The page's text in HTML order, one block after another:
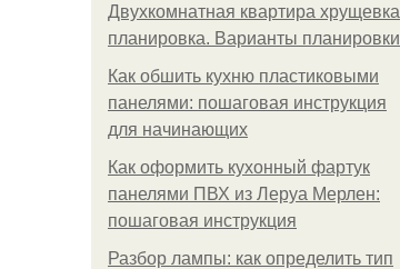
Двухкомнатная квартира хрущевка
планировка. Варианты планировки
Как обшить кухню пластиковыми
панелями: пошаговая инструкция
для начинающих
Как оформить кухонный фартук
панелями ПВХ из Леруа Мерлен:
пошаговая инструкция
Разбор лампы: как определить тип